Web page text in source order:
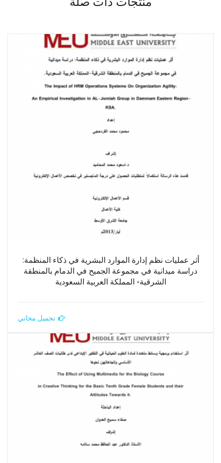
أثر عمليات نظم إدارة الموارد البشرية في ذكاء المنظمة:
دراسة ميدانية في مجموعة الجميح في الدمام بالمنطقة
الشرقية- المملكة العربية السعودية
تحميل مجاني